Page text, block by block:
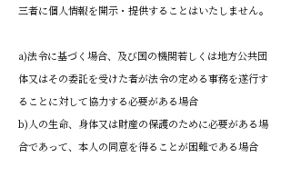
三者に個人情報を開示・提供することはいたしません。
a)法令に基づく場合、及び国の機関若しくは地方公共団
体又はその委託を受けた者が法令の定める事務を遂行す
ることに対して協力する必要がある場合
b)人の生命、身体又は財産の保護のために必要がある場
合であって、本人の同意を得ることが困難である場合